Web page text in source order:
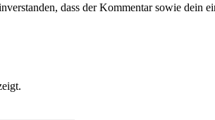
dass der Kommentar sowie